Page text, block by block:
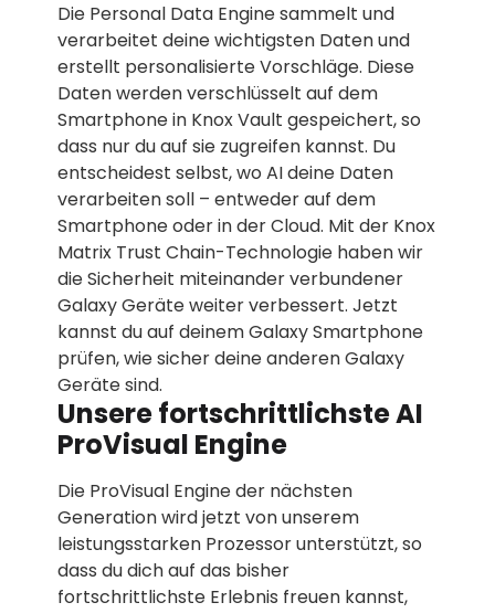
Die Personal Data Engine sammelt und
verarbeitet deine wichtigsten Daten und
erstellt personalisierte Vorschläge. Diese
Daten werden verschlüsselt auf dem
Smartphone in Knox Vault gespeichert, so
dass nur du auf sie zugreifen kannst. Du
entscheidest selbst, wo AI deine Daten
verarbeiten soll – entweder auf dem
Smartphone oder in der Cloud. Mit der Knox
Matrix Trust Chain-Technologie haben wir
die Sicherheit miteinander verbundener
Galaxy Geräte weiter verbessert. Jetzt
kannst du auf deinem Galaxy Smartphone
prüfen, wie sicher deine anderen Galaxy
Geräte sind.
Unsere fortschrittlichste AI
ProVisual Engine
Die ProVisual Engine der nächsten
Generation wird jetzt von unserem
leistungsstarken Prozessor unterstützt, so
dass du dich auf das bisher
fortschrittlichste Erlebnis freuen kannst,